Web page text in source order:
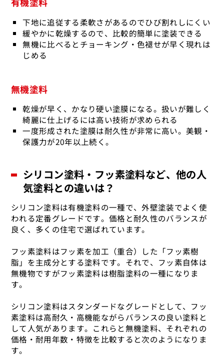
下地に追従する柔軟さがあるのでひび割れしにくい
緩やかに乾燥するので、比較的簡単に塗装できる
無機に比べるとチョーキング・色褪せが早く現れは
じめる
無機塗料
乾燥が早く、かなり硬い塗膜になる。扱いが難しく
綺麗に仕上げるには高い技術が求められる
一度形成された塗膜は耐久性が非常に高い。美観・
保護力が20年以上続く。
シリコン塗料・フッ素塗料など、他の人
気塗料との違いは？
シリコン塗料は有機塗料の一種で、外壁塗装でよく使
われる定番グレードです。価格と耐久性のバランスが
良く、多くの住宅で選ばれています。
フッ素塗料はフッ素を加工（重合）した「フッ素樹
脂」を主成分とする塗料です。それで、フッ素自体は
無機物ですがフッ素塗料は樹脂塗料の一種になりま
す。
シリコン塗料はスタンダードなグレードとして、フッ
素塗料は高耐久・高機能ながらバランスの良い塗料と
して人気があります。これらと無機塗料、それぞれの
価格・耐用年数・特徴を比較すると次のようになりま
す。